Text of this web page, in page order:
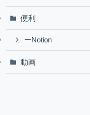
便利
ーNotion
動画